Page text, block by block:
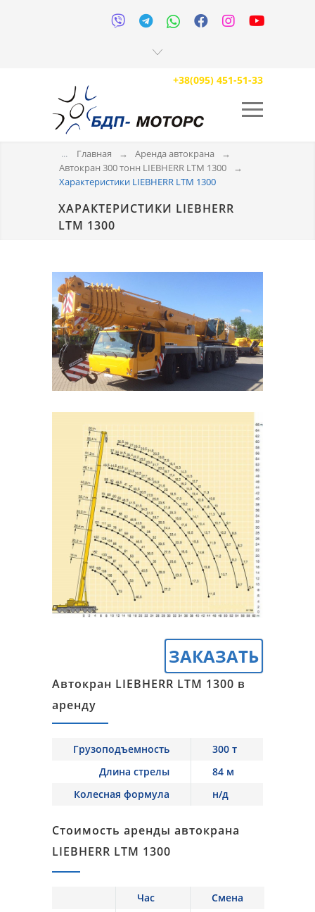
     
+38(095) 451-51-33
... Главная → Аренда автокрана
→
Автокран 300 тонн LIEBHERR LTM 1300
→
Характеристики LIEBHERR LTM 1300
ХАРАКТЕРИСТИКИ LIEBHERR
LTM 1300
ЗАКАЗАТЬ
Автокран LIEBHERR LTM 1300 в
аренду
Грузоподъемность
300 т
Длина стрелы
84 м
Колесная формула
н/д
Стоимость аренды автокрана
LIEBHERR LTM 1300
Час
Смена